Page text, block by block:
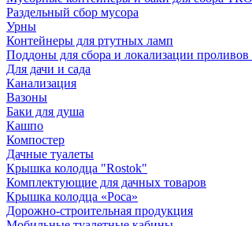
Раздельный сбор мусора
Урны
Контейнеры для ртутных ламп
Поддоны для сбора и локализации
Для дачи и сада
Канализация
Вазоны
Баки для душа
Кашпо
Компостер
Дачные туалеты
Крышка колодца "Rostok"
Комплектующие для дачных товаров
Крышка колодца «Роса»
Дорожно-строительная продукция